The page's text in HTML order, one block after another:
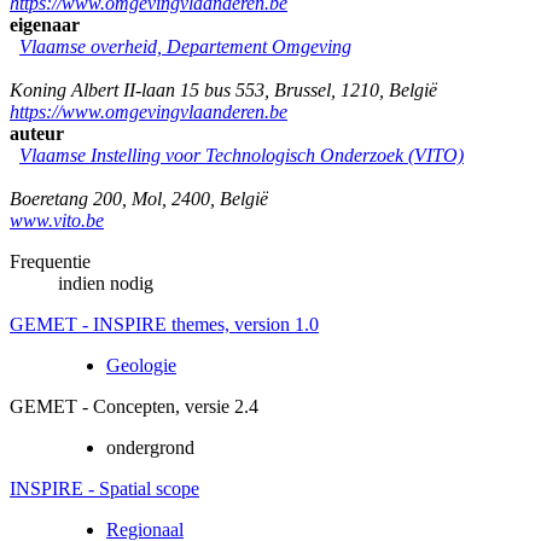
eigenaar
Vlaamse overheid, Departement Omgeving
Koning Albert II-laan 15 bus 553 Brussel 1210 België
https://www.omgevingvlaanderen.be
auteur
Vlaamse Instelling voor Technologisch Onderzoek (VITO)
Boeretang 200 Mol 2400 België
www.vito.be
Frequentie
indien nodig
GEMET - INSPIRE themes, version 1.0
Geologie
GEMET - Concepten, versie 2.4
ondergrond
INSPIRE - Spatial scope
Regionaal